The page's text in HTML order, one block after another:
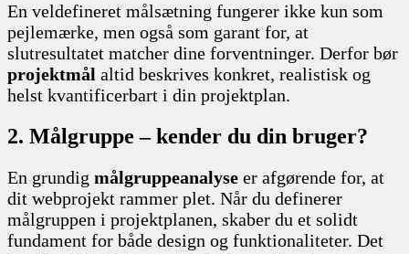
En veldefineret målsætning fungerer ikke kun som
pejlemærke, men også som garant for, at
slutresultatet matcher dine forventninger. Derfor bør
projektmål altid beskrives konkret, realistisk og
helst kvantificerbart i din projektplan.
2. Målgruppe – kender du din bruger?
En grundig målgruppeanalyse er afgørende for, at
dit webprojekt rammer plet. Når du definerer
målgruppen i projektplanen, skaber du et solidt
fundament for både design og funktionaliteter. Det